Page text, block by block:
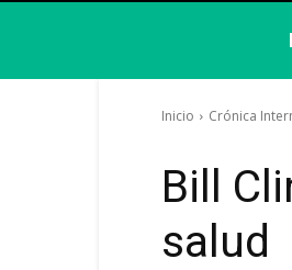
Inicio Crónica
Bill
salud